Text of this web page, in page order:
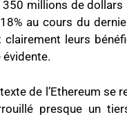
millions de
18% au cours du
leurs
de l’Ethereum se
presque un